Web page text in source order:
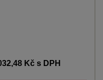
Kčs DPH